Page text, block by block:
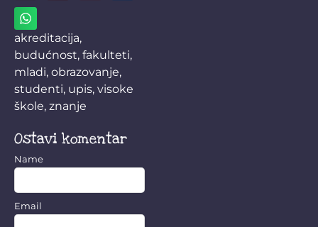
akreditacija,
budućnost, fakulteti,
mladi, obrazovanje,
studenti, upis, visoke
škole, znanje
Ostavi komentar
Name
Email